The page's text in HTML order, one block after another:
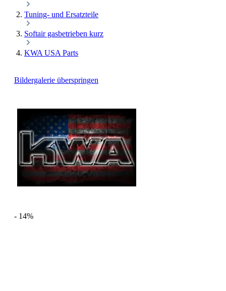
Tuning- und Ersatzteile
Softair gasbetrieben kurz
KWA USA Parts
Bildergalerie überspringen
- 14%